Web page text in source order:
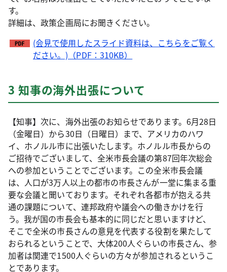
す。
詳細は、政策企画局にお聞きください。
(会見で使用したスライド資料は、こちらをご覧く
ださい。)（PDF：310KB）
3 知事の海外出張について
【知事】次に、海外出張のお知らせであります。6月28日
（金曜日）から30日（日曜日）まで、アメリカのハワ
イ、ホノルル市に出張いたします。ホノルル市長からの
ご招待でございまして、全米市長会議の第87回年次総会
への参加ということでございます。この全米市長会議
は、人口が3万人以上の都市の市長さんが一堂に集まる重
要な会議と聞いております。それぞれ各都市が抱える共
通の課題について、連邦政府や議会への働きかけを行
う。我が国の市長会も基本的に同じだと思いますけど、
そこで全米の市長さんの意見を代表する役割を果たして
おられるということで、大体200人ぐらいの市長さん、参
加者は関連で1500人ぐらいの方々が参加されるというこ
とであります。